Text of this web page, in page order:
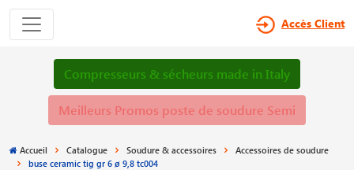
Accès Client
Compresseurs & sécheurs made in Italy
Meilleurs Promos poste de soudure Semi
Accueil Catalogue Soudure & accessoires
Accessoires de soudure
buse ceramic tig gr 6 ø 9,8 tc004